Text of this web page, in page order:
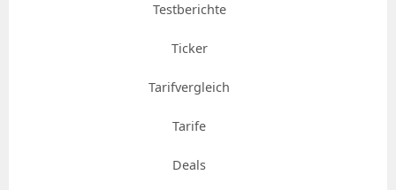
Testberichte
Ticker
Tarifvergleich
Tarife
Deals